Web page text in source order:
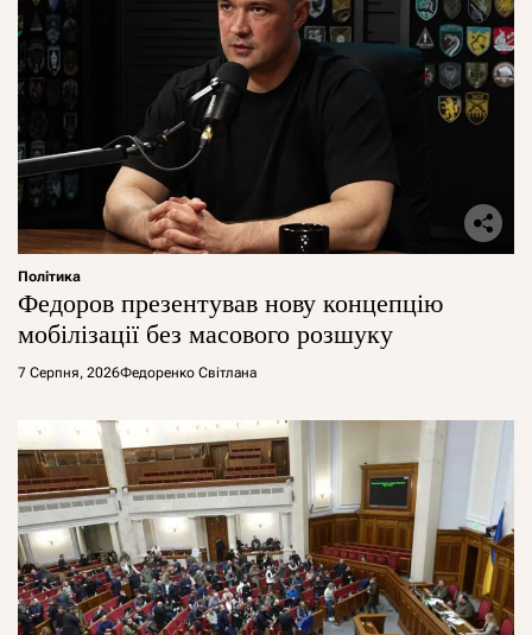
Політика
Федоров презентував нову концепцію
мобілізації без масового розшуку
7 Серпня, 2026Федоренко Світлана